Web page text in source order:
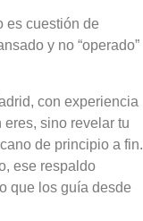
es cuestión de
y no “operado”
con experiencia
sino revelar tu
de principio a fin.
ese respaldo
que los guía desde